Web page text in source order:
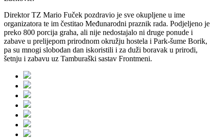
Direktor TZ Mario Fuček pozdravio je sve okupljene u ime
organizatora te im čestitao Međunarodni praznik rada. Podjeljeno je
preko 800 porcija graha, ali nije nedostajalo ni druge ponude i
zabave u prelijepom prirodnom okružju hostela i Park-šume Borik,
pa su mnogi slobodan dan iskoristili i za duži boravak u prirodi,
šetnju i zabavu uz Tamburaški sastav Frontmeni.